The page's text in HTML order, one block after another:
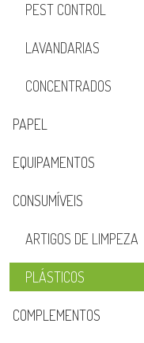
PEST CONTROL
LAVANDARIAS
CONCENTRADOS
PAPEL
EQUIPAMENTOS
CONSUMÍVEIS
ARTIGOS DE LIMPEZA
PLÁSTICOS
COMPLEMENTOS